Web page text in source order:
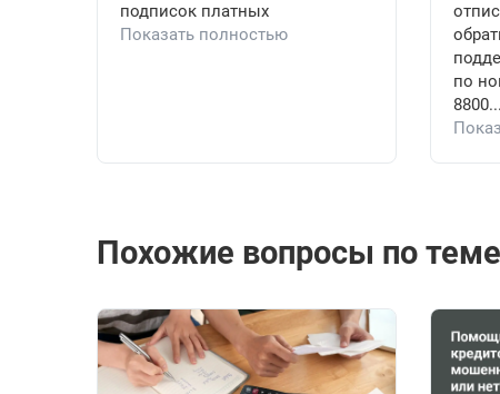
подписок платных
Показать полностью
по
8800...
Похожие вопросы по